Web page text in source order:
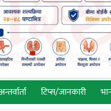
टिप्स/जानकारी